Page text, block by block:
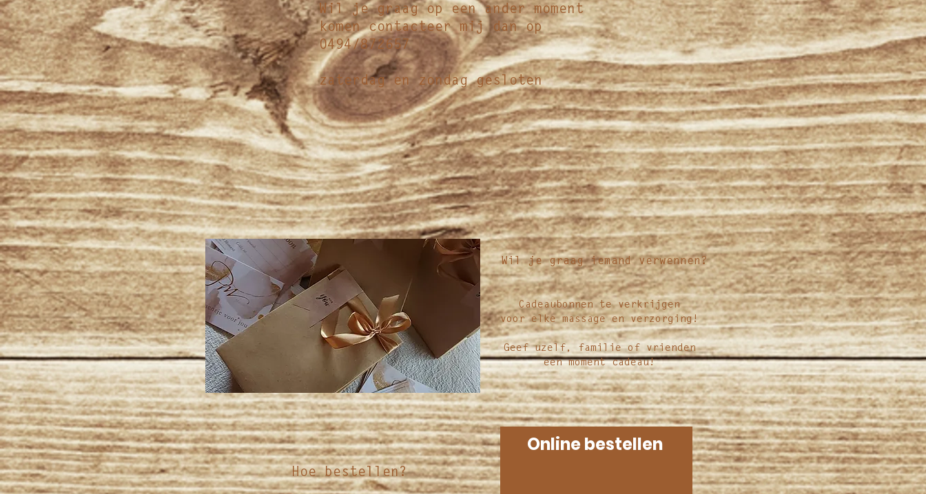
Wil je graag op een ander moment
komen contacteer mij dan op
0494/872657
zaterdag en zondag gesloten
Cadeaubonnen te verkrijgen
voor elke massage en verzorging!
Geef uzelf, familie of vrienden
een moment cadeau!
Wil je graag iemand verwennen?
Hoe bestellen?
Online bestellen